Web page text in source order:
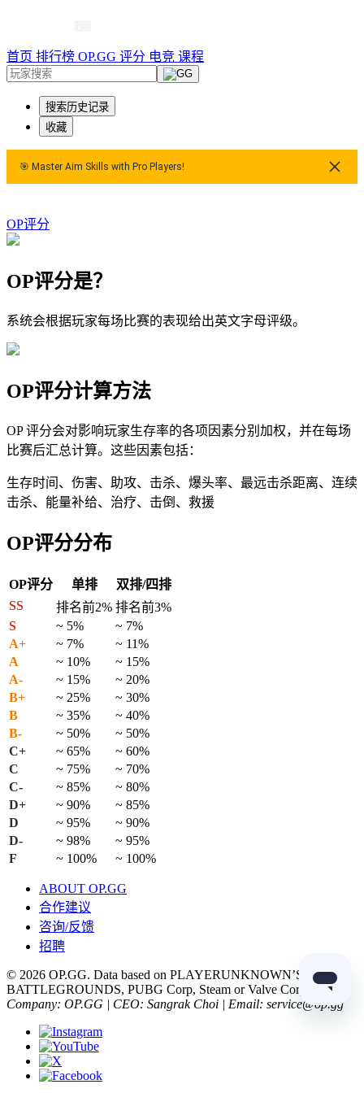
首页 排行榜 OP.GG 评分 电竞 课程
搜索历史记录
收藏
🎯 Master Aim Skills with Pro Players!
OP评分
OP评分是？
系统会根据玩家每场比赛的表现给出英文字母评级。
OP评分计算方法
OP 评分会对影响玩家生存率的各项因素分别加权，并在每场
比赛后汇总计算。这些因素包括：
生存时间、伤害、助攻、击杀、爆头率、最远击杀距离、连续
击杀、能量补给、治疗、击倒、救援
OP评分分布
OP评分 单排
双排/四排
SS
排名前2% 排名前3%
S
~ 5%
~ 7%
A+
~ 7%
~ 11%
A
~ 10%
~ 15%
A-
~ 15%
~ 20%
B+
~ 25%
~ 30%
B
~ 35%
~ 40%
B-
~ 50%
~ 50%
C+
~ 65%
~ 60%
C
~ 75%
~ 70%
C-
~ 85%
~ 80%
D+
~ 90%
~ 85%
D
~ 95%
~ 90%
D-
~ 98%
~ 95%
F
~ 100% ~ 100%
ABOUT OP.GG
合作建议
咨询/反馈
招聘
© 2026 OP.GG. Data based on PLAYERUNKNOWN’S
BATTLEGROUNDS, PUBG Corp, Steam or Valve Corp.
Company: OP.GG | CEO: Sangrak Choi | Email: service@op.gg